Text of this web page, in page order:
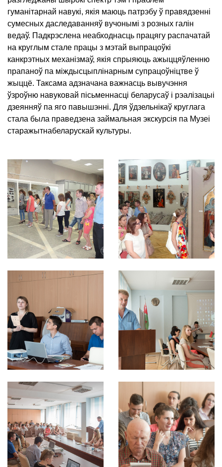
гуманітарнай навукі, якія маюць патрэбу ў правядзенні
сумесных даследаванняў вучонымі з розных галін
ведаў. Падкрэслена неабходнасць працягу распачатай
на круглым стале працы з мэтай выпрацоўкі
канкрэтных механізмаў, якія спрыяюць ажыццяўленню
прапаноў па міждысцыплінарным супрацоўніцтве ў
жыццё. Таксама адзначана важнасць вывучэння
ўзроўню навуковай пісьменнасці беларусаў і рэалізацыі
дзеянняў па яго павышэнні. Для ўдзельнікаў круглага
стала была праведзена займальная экскурсія па Музеі
старажытнабеларускай культуры.